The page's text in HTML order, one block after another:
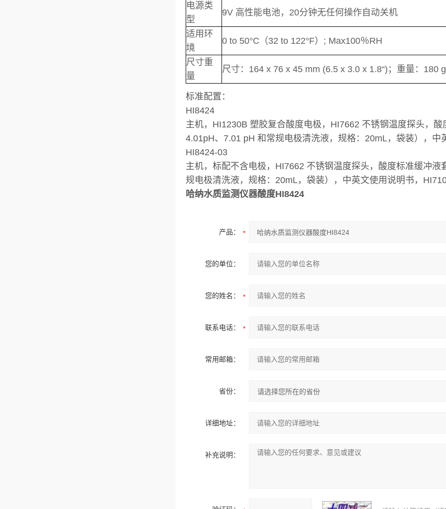
电源类
型
9V 高性能电池，20分钟无任何操作自动关机
适用环
境
0 to 50°C（32 to 122°F）; Max100％RH
尺寸重
量
尺寸：164 x 76 x 45 mm (6.5 x 3.0 x 1.8“)；重量：180
标准配置：
HI8424
主机，HI1230B 塑胶复合酸度电极，HI7662 不锈钢温度探头，
4.01pH、7.01 pH 和常规电极清洗液，规格：20mL，袋装），
HI8424-03
主机，标配不含电极，HI7662 不锈钢温度探头，酸度标准缓冲
规电极清洗液，规格：20mL，袋装），中英文使用说明书，
哈纳水质监测仪器酸度HI8424
产品：
您的单位：
您的姓名：
联系电话：
常用邮箱：
省份：
详细地址：
补充说明：